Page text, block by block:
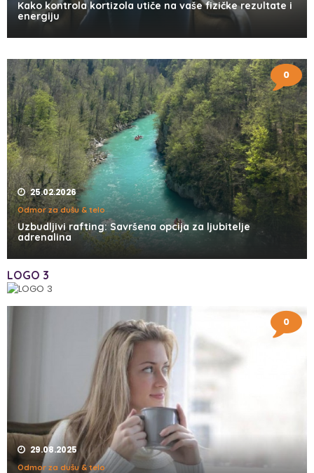
Kako kontrola kortizola utiče na vaše fizičke rezultate i
energiju
0
25.02.2026
Odmor za dušu & telo
Uzbudljivi rafting: Savršena opcija za ljubitelje
adrenalina
LOGO 3
0
29.08.2025
Odmor za dušu & telo